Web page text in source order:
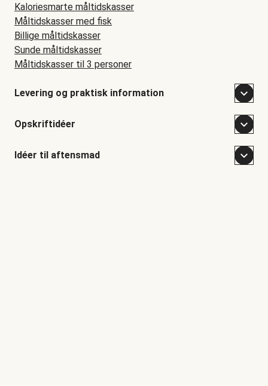
Kaloriesmarte måltidskasser
Måltidskasser med fisk
Billige måltidskasser
Sunde måltidskasser
Måltidskasser til 3 personer
Levering og praktisk information
Opskriftidéer
Idéer til aftensmad